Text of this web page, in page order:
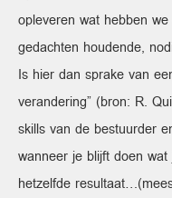
opleveren wat hebben
gedachten houdende,
Is hier dan sprake van
verandering” (bron: R.
skills van de bestuurder
wanneer je blijft doen
hetzelfde